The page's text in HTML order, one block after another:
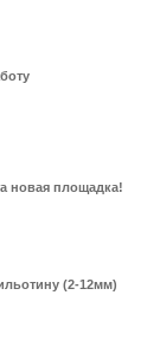
новая площадка!
(2-12мм)